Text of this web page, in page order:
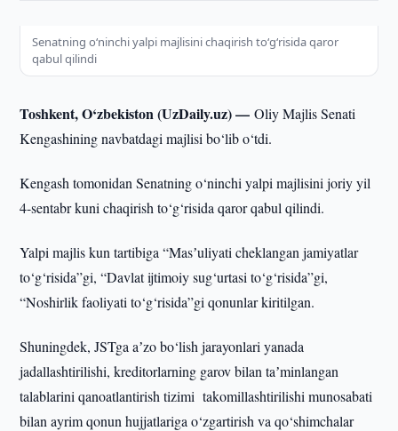
Senatning o‘ninchi yalpi majlisini chaqirish to‘g‘risida qaror
qabul qilindi
Toshkent, O‘zbekiston (UzDaily.uz) —Oliy Majlis Senati
Kengashining navbatdagi majlisi bo‘lib o‘tdi.
Kengash tomonidan Senatning o‘ninchi yalpi majlisini joriy yil
4-sentabr kuni chaqirish to‘g‘risida qaror qabul qilindi.
Yalpi majlis kun tartibiga “Masʼuliyati cheklangan jamiyatlar
to‘g‘risida”gi, “Davlat ijtimoiy sug‘urtasi to‘g‘risida”gi,
“Noshirlik faoliyati to‘g‘risida”gi qonunlar kiritilgan.
Shuningdek, JSTga aʼzo bo‘lish jarayonlari yanada
jadallashtirilishi, kreditorlarning garov bilan taʼminlangan
talablarini qanoatlantirish tizimi takomillashtirilishi munosabati
bilan ayrim qonun hujjatlariga o‘zgartirish va qo‘shimchalar